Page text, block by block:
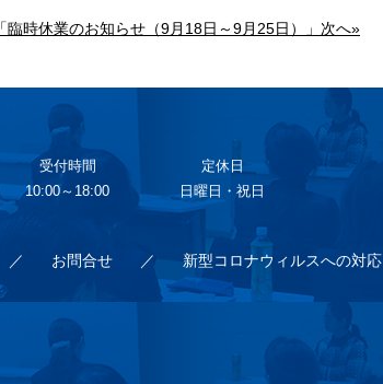
「臨時休業のお知らせ（9月18日～9月25日）」次へ»
受付時間
10:00～18:00
定休日
日曜日・祝日
お問合せ 新型コロナウィルスへの対応